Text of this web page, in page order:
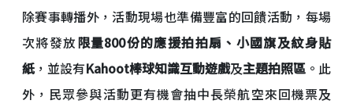
除賽事轉播外，活動現場也準備豐富的回饋活動，每場
次將發放限量800份的應援拍拍扇、小國旗及紋身貼
紙 ，並設有Kahoot棒球知識互動遊戲及主題拍照區 。此
外，民眾參與活動更有機會抽中長榮航空來回機票及